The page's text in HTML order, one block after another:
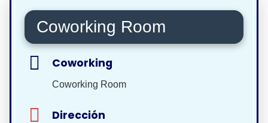
Coworking Room
Coworking
Coworking Room
Dirección